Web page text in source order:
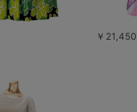
￥21,450